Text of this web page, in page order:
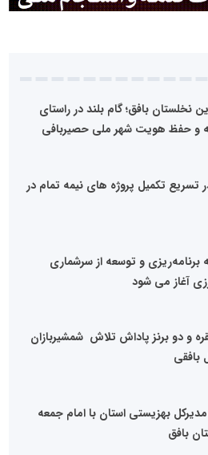
نخلستان بافق؛ گام بلند در راستای
و حفظ هویت شهر ملی حصیربافی
در تسریع تکمیل پروژه های نیمه تمام در
برنامه‌ریزی و توسعه از سرشماری
آغاز می شود
و دو برنز پاداش تلاش شمشیربازان
بافقی
مدیرکل بهزیستی استان با امام جمعه
بافق